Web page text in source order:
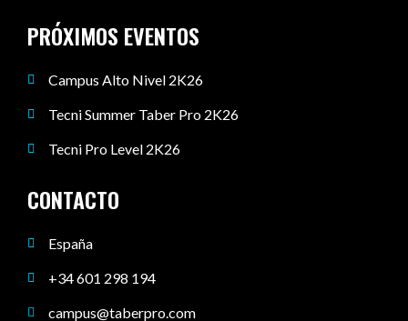
PRÓXIMOS EVENTOS
Campus Alto Nivel 2K26
Tecni Summer Taber Pro 2K26
Tecni Pro Level 2K26
CONTACTO
España
+34 601 298 194
campus@taberpro.com